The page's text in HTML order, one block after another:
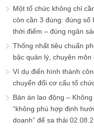
Một tổ chức không chỉ
còn cần 3 đúng: đúng số
thời điểm – đúng ngân
Thống nhất tiêu chuẩn
bậc quản lý, chuyên môn
Ví dụ điển hình thành
chuyển đổi cơ cấu tổ
Bản án lao động –
“không phù hợp định
doanh” để sa thải